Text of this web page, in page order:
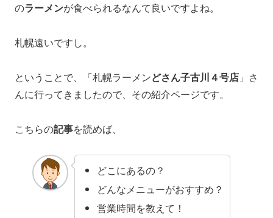
のラーメンが食べられるなんて良いですよね。
札幌遠いですし。
ということで、「札幌ラーメンどさん子古川４号店 」さ
んに行ってきましたので、その紹介ページです。
こちらの記事を読めば、
どこにあるの？
どんなメニューがおすすめ？
営業時間を教えて！